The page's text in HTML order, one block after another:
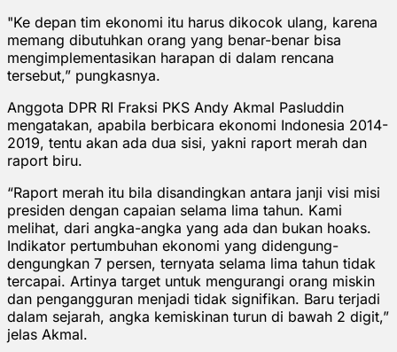
"Ke depan tim ekonomi itu harus dikocok ulang, karena
memang dibutuhkan orang yang benar-benar bisa
mengimplementasikan harapan di dalam rencana
tersebut,” pungkasnya.
Anggota DPR RI Fraksi PKS Andy Akmal Pasluddin
mengatakan, apabila berbicara ekonomi Indonesia 2014-
2019, tentu akan ada dua sisi, yakni raport merah dan
raport biru.
“Raport merah itu bila disandingkan antara janji visi misi
presiden dengan capaian selama lima tahun. Kami
melihat, dari angka-angka yang ada dan bukan hoaks.
Indikator pertumbuhan ekonomi yang didengung-
dengungkan 7 persen, ternyata selama lima tahun tidak
tercapai. Artinya target untuk mengurangi orang miskin
dan pengangguran menjadi tidak signifikan. Baru terjadi
dalam sejarah, angka kemiskinan turun di bawah 2 digit,”
jelas Akmal.